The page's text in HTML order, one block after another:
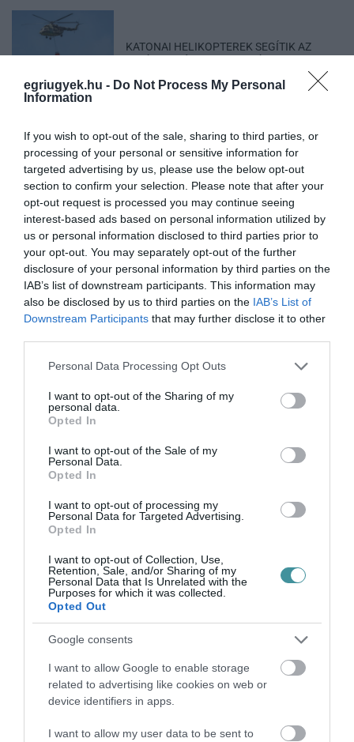
egriugyek.hu - Do Not Process My Personal
Information
If you wish to opt-out of the sale, sharing to third parties, or
processing of your personal or sensitive information for
targeted advertising by us, please use the below opt-out
section to confirm your selection. Please note that after your
opt-out request is processed you may continue seeing
interest-based ads based on personal information utilized by
us or personal information disclosed to third parties prior to
your opt-out. You may separately opt-out of the further
disclosure of your personal information by third parties on the
IAB’s list of downstream participants. This information may
also be disclosed by us to third parties on the IAB’s List of
Downstream Participants that may further disclose it to other
Please note that this website/app uses one or more Google
not limited to your visit or usage behaviour. You may click to
grant or deny consent to Google and its third-party tags to
use your data for below specified purposes in below Google
consent section.
Personal Data Processing Opt Outs
I want to opt-out of the Sharing of my
personal data.
Opted In
I want to opt-out of the Sale of my
Personal Data.
Opted In
I want to opt-out of processing my
Personal Data for Targeted Advertising.
Opted In
I want to opt-out of Collection, Use,
Retention, Sale, and/or Sharing of my
Personal Data that Is Unrelated with the
Purposes for which it was collected.
Opted Out
Google consents
I want to allow Google to enable storage
related to advertising like cookies on web or
device identifiers in apps.
I want to allow my user data to be sent to
KATONAI HELIKOPTEREK SEGÍTIK AZ
VISSZATÉR EGER BELVÁROSÁNAK
LEGNAGYOBB BORÜNNEPE: AUGUSZT...
2026. augusztus 05|Programok
„A NER-FELESÉGEK GYEREKKEL
BIZTOSÍTOTTÁK BE A PÉNZCSAPHOZ...
2026. augusztus 05| Mindenki ügye
SIOR: RAJZOK HAZA 98.
Vélemény
2026. augusztus 05 Eger ügye
KÖZMÉDIÁSOK ÉVEKIG GYŰJTÖTTÉK A
2026. augusztus 05|Mindenki ügye